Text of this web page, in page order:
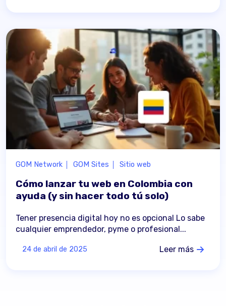
GOM Network GOM Sites Sitio web
Cómo lanzar tu web en Colombia con
ayuda (y sin hacer todo tú solo)
Tener presencia digital hoy no es opcional Lo sabe
cualquier emprendedor, pyme o profesional...
24 de abril de 2025 Leer más